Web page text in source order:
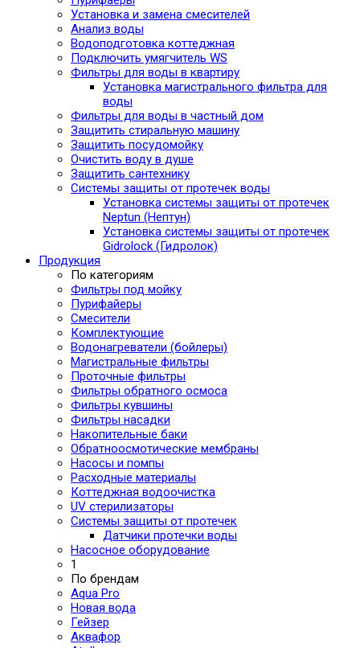
Установка и замена смесителей
Анализ воды
Водоподготовка коттеджная
Подключить умягчитель WS
Фильтры для воды в квартиру
Установка магистрального фильтра для
воды
Фильтры для воды в частный дом
Защитить стиральную машину
Защитить посудомойку
Очистить воду в душе
Защитить сантехнику
Системы защиты от протечек воды
Установка системы защиты от протечек
Neptun (Нептун)
Установка системы защиты от протечек
Gidrolock (Гидролок)
Продукция
По категориям
Фильтры под мойку
Пурифайеры
Смесители
Комплектующие
Водонагреватели (бойлеры)
Магистральные фильтры
Проточные фильтры
Фильтры обратного осмоса
Фильтры кувшины
Фильтры насадки
Накопительные баки
Обратноосмотические мембраны
Насосы и помпы
Расходные материалы
Коттеджная водоочистка
UV стерилизаторы
Системы защиты от протечек
Датчики протечки воды
Насосное оборудование
1
По брендам
Aqua Pro
Новая вода
Гейзер
Аквафор